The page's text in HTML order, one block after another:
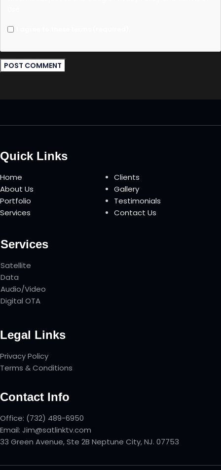
Quick Links
Home
About Us
Portfolio
Services
Clients
Gallery
Testimonials
Contact Us
Services
Satellite
Data
Audio/Video
Digital OTA
Legal Links
Privacy Policy
Terms & Conditions
Contact Info
Office: (732) 489-6950
Email: Jim@satlinktv.com
33 Green Avenue, Ste 2B Neptune City, NJ. 07753